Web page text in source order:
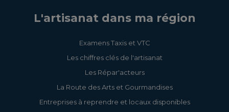
L'artisanat dans ma région
Examens Taxis et VTC
Les chiffres clés de l'artisanat
Les Répar'acteurs
La Route des Arts et Gourmandises
Entreprises à reprendre et locaux disponibles